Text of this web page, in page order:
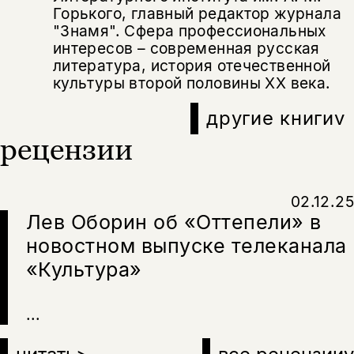
Горького, главный редактор журнала
"Знамя". Сфера профессиональных
интересов – современная русская
литература, история отечественной
культуры второй половины XX века.
другие книгиv
рецензии
Лев Оборин об «Оттепели» в
новостном выпуске телеканала
«Культура»
02.12.25
...
Я соглашаюсь с Политикой конфиденциальности
Я соглашаюсь сПолитикой конфиденциальности
подписаться
несовершеннолетних
Скажите, пожалуйста,
вам уже исполнилось 18 лет?